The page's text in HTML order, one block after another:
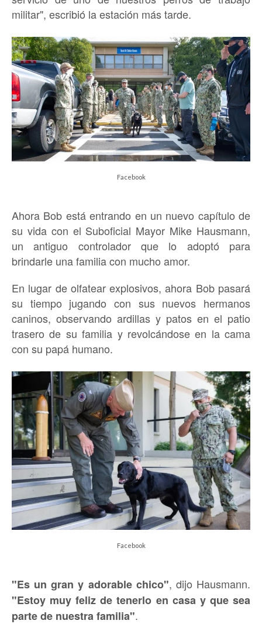
militar", escribió la estación más tarde.
Facebook
Ahora Bob está entrando en un nuevo capítulo de
su vida con el Suboficial Mayor Mike Hausmann,
un antiguo controlador que lo adoptó para
brindarle una familia con mucho amor.
En lugar de olfatear explosivos, ahora Bob pasará
su tiempo jugando con sus nuevos hermanos
caninos, observando ardillas y patos en el patio
trasero de su familia y revolcándose en la cama
con su papá humano.
Facebook
"Es un gran y adorable chico", dijo Hausmann.
"Estoy muy feliz de tenerlo en casa y que sea
parte de nuestra familia".